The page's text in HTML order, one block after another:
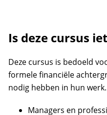
Is deze cursus
Deze cursus is bedoeld
formele financiële
nodig hebben in hun
Managers en